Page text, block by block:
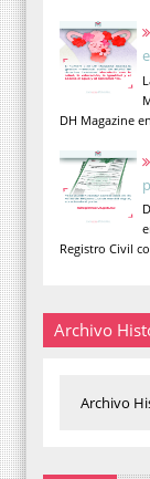
DH Magazine
Registro Civil
Archivo